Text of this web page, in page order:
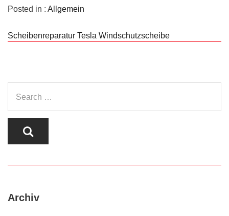
Posted in : Allgemein
Scheibenreparatur Tesla Windschutzscheibe
Archiv